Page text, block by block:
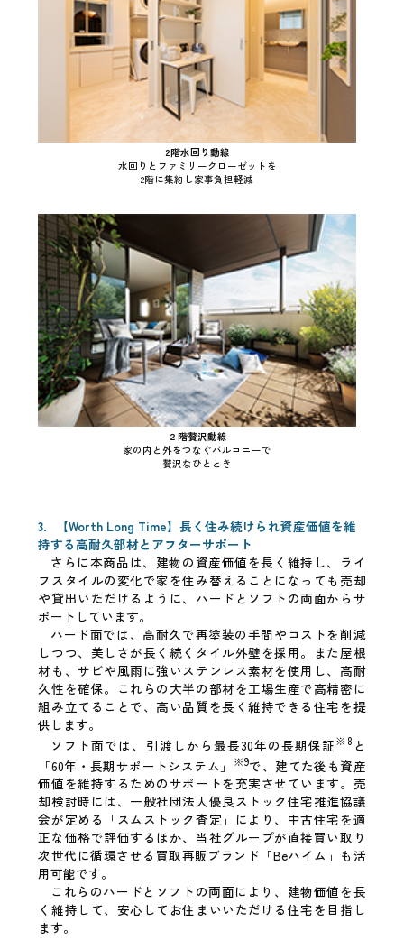
2階水回り動線
水回りとファミリークローゼットを
2階に集約し家事負担軽減
２階贅沢動線
家の内と外をつなぐバルコニーで
贅沢なひととき
3．【Worth Long Time】長く住み続けられ資産価値を維
持する高耐久部材とアフターサポート
さらに本商品は、建物の資産価値を長く維持し、ライ
フスタイルの変化で家を住み替えることになっても売却
や貸出いただけるように、ハードとソフトの両面からサ
ポートしています。
ハード面では、高耐久で再塗装の手間やコストを削減
しつつ、美しさが長く続くタイル外壁を採用。また屋根
材も、サビや風雨に強いステンレス素材を使用し、高耐
久性を確保。これらの大半の部材を工場生産で高精密に
組み立てることで、高い品質を長く維持できる住宅を提
供します。
ソフト面では、引渡しから最長30年の長期保証※8 と
「60年・長期サポートシステム」
※9で、建てた後も資産
価値を維持するためのサポートを充実させています。売
却検討時には、一般社団法人優良ストック住宅推進協議
会が定める「スムストック査定」により、中古住宅を適
正な価格で評価するほか、当社グループが直接買い取り
次世代に循環させる買取再販ブランド「Beハイム」も活
用可能です。
これらのハードとソフトの両面により、建物価値を長
く維持して、安心してお住まいいただける住宅を目指し
ます。